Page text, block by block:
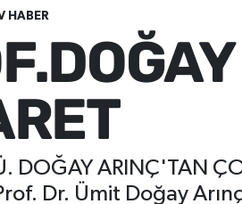
HABER
DOĞAY ARINÇ'TAN
Prof. Dr. Ümit Doğay